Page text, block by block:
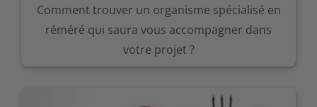
Comment trouver un organisme spécialisé en
réméré qui saura vous accompagner dans
votre projet ?